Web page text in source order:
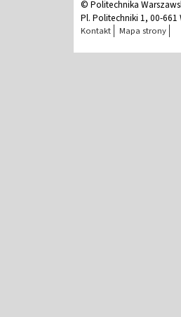
© Politechnika
Pl. Politechniki 1, 00-
Kontakt Mapa strony